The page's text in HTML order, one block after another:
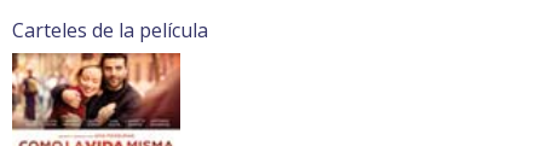
Carteles de la película